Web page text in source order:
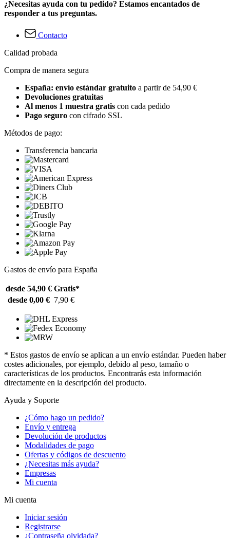
¿Necesitas ayuda con tu pedido? Estamos encantados de
responder a tus preguntas.
Contacto
Calidad probada
Compra de manera segura
España: envío estándar gratuito a partir de 54,90 €
Devoluciones gratuitas
Al menos 1 muestra gratis con cada pedido
Pago seguro con cifrado SSL
Métodos de pago:
Transferencia bancaria
Gastos de envío para España
desde 54,90 € Gratis*
desde 0,00 € 7,90 €
* Estos gastos de envío se aplican a un envío estándar. Pueden haber
costes adicionales, por ejemplo, debido al peso, tamaño o
características de los productos. Encontrarás esta información
directamente en la descripción del producto.
Ayuda y Soporte
¿Cómo hago un pedido?
Envío y entrega
Devolución de productos
Modalidades de pago
Ofertas y códigos de descuento
¿Necesitas más ayuda?
Empresas
Mi cuenta
Mi cuenta
Iniciar sesión
Registrarse
¿Contraseña olvidada?